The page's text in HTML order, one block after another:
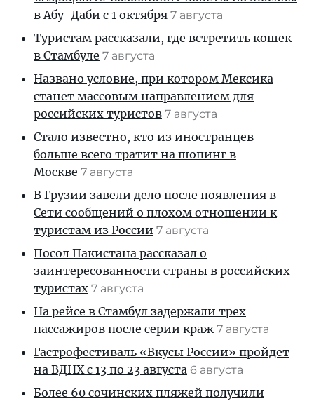
в Абу-Даби с 1 октября 7 августа
Туристам рассказали, где встретить кошек
в Стамбуле 7 августа
Названо условие, при котором Мексика
станет массовым направлением для
российских туристов 7 августа
Стало известно, кто из иностранцев
больше всего тратит на шопинг в
Москве 7 августа
В Грузии завели дело после появления в
Сети сообщений о плохом отношении к
туристам из России 7 августа
Посол Пакистана рассказал о
заинтересованности страны в российских
туристах 7 августа
На рейсе в Стамбул задержали трех
пассажиров после серии краж 7 августа
Гастрофестиваль «Вкусы России» пройдет
на ВДНХ с 13 по 23 августа 6 августа
Более 60 сочинских пляжей получили